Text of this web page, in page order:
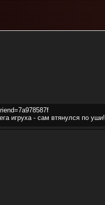
игруха - сам втянулся по уши!